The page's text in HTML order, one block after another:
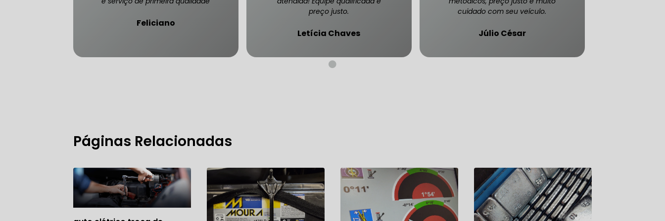
FREIO DO CARRO SÃO PAULO FREIO DO CARRO ZONA SUL
MECÂNICO PARA CARROS BLINDADOS DE LUXO
MECÂNICO PARA SUSPENSÃO DE CARRO BLINDADO
OFICINA MECÂNICA DE AUTOMÓVEIS BLINDADOS
MECÂNICO PARA REVISÃO PREVENTIVA DE BLINDADOS
Feliciano
preço justo.
Letícia Chaves
cuidado com seu veículo.
Júlio César
Páginas Relacionadas